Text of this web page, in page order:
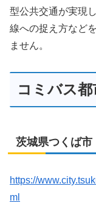
型公共交通が実現
線への捉え方など
ません。
コミバス
茨城県つくば
https://
ml